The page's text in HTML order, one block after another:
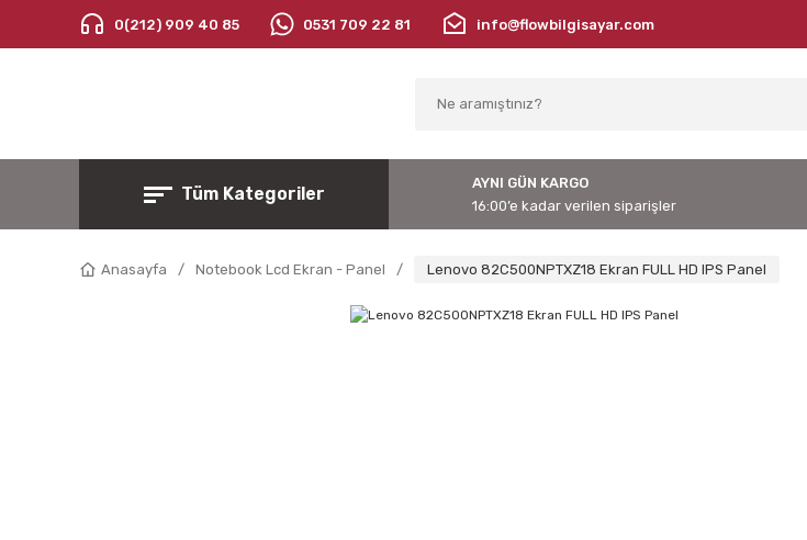
0(212) 909 40 85 0531 709 22 81 info@flowbilgisayar.com
Tüm Kategoriler
AYNI GÜN KARGO
16:00’e kadar verilen siparişler
Anasayfa Notebook Lcd Ekran - Panel Lenovo 82C500NPTXZ18 Ekran FULL HD IPS Panel